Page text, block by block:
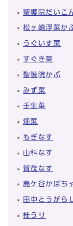
聖護院だいこ
松ヶ崎浮菜か
うぐいす菜
すぐき菜
聖護院かぶ
みず菜
壬生菜
畑菜
もぎなす
山科なす
賀茂なす
鹿ケ谷かぼち
田中とうがら
桂うり